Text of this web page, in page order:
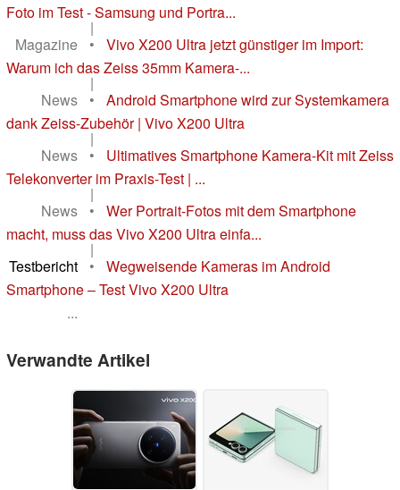
Foto im Test - Samsung und Portra...
|
Magazine
•
Vivo X200 Ultra jetzt günstiger im Import:
Warum ich das Zeiss 35mm Kamera-...
|
News
•
Android Smartphone wird zur Systemkamera
dank Zeiss-Zubehör | Vivo X200 Ultra
|
News
•
Ultimatives Smartphone Kamera-Kit mit Zeiss
Telekonverter im Praxis-Test | ...
|
News
•
Wer Portrait-Fotos mit dem Smartphone
macht, muss das Vivo X200 Ultra einfa...
|
Testbericht
•
Wegweisende Kameras im Android
Smartphone – Test Vivo X200 Ultra
...
Verwandte Artikel